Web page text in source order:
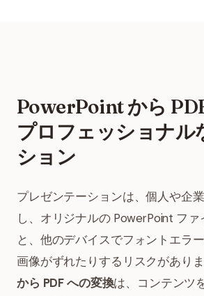
PowerPoint から
プロフェッショナル
ション
プレゼンテーションは、個人や企
し、オリジナルの PowerPoint フ
と、他のデバイスでフォントエラ
画像がずれたりするリスクがありま
から PDF への変換は、コンテンツ